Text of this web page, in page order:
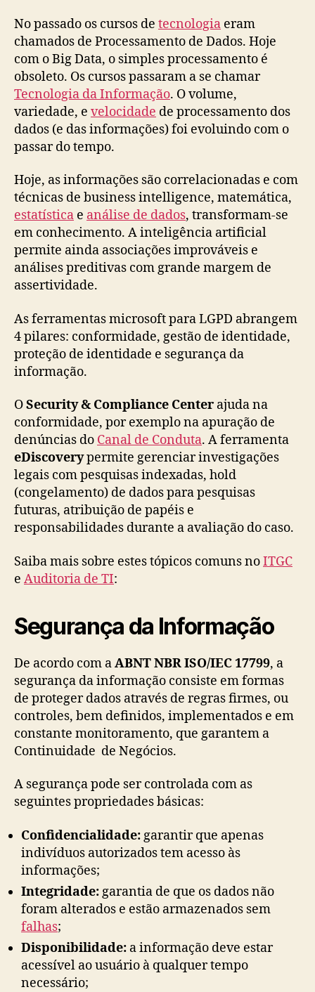
No passado os cursos de tecnologia eram
chamados de Processamento de Dados. Hoje
com o Big Data, o simples processamento é
obsoleto. Os cursos passaram a se chamar
Tecnologia da Informação. O volume,
variedade, e velocidade de processamento dos
dados (e das informações) foi evoluindo com o
passar do tempo.
Hoje, as informações são correlacionadas e com
técnicas de business intelligence, matemática,
estatística e análise de dados, transformam-se
em conhecimento. A inteligência artificial
permite ainda associações improváveis e
análises preditivas com grande margem de
assertividade.
As ferramentas microsoft para LGPD abrangem
4 pilares: conformidade, gestão de identidade,
proteção de identidade e segurança da
informação.
OSecurity & Compliance Center ajuda na
conformidade, por exemplo na apuração de
denúncias do Canal de Conduta. A ferramenta
eDiscoverypermite gerenciar investigações
legais com pesquisas indexadas, hold
(congelamento) de dados para pesquisas
futuras, atribuição de papéis e
responsabilidades durante a avaliação do caso.
Saiba mais sobre estes tópicos comuns noITGC
e Auditoria de TI:
Segurança da Informação
De acordo com aABNT NBR ISO/IEC 17799, a
segurança da informação consiste em formas
de proteger dados através de regras firmes, ou
controles, bem definidos, implementados e em
constante monitoramento, que garantem a
Continuidade de Negócios.
A segurança pode ser controlada com as
seguintes propriedades básicas:
Confidencialidade:garantir que apenas
indivíduos autorizados tem acesso às
informações;
Integridade:garantia de que os dados não
foram alterados e estão armazenados sem
falhas;
Disponibilidade: a informação deve estar
acessível ao usuário à qualquer tempo
necessário;